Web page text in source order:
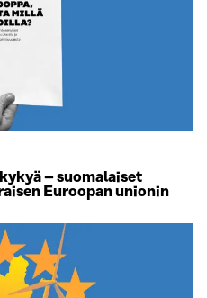
– suomalaiset
Euroopan unionin